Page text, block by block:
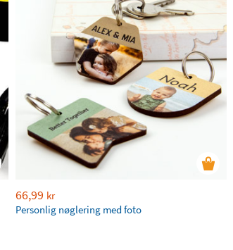
66,99 kr
Personlig nøglering med foto